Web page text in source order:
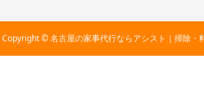
Copyright © 名古屋の家事代行ならアシスト｜掃除・